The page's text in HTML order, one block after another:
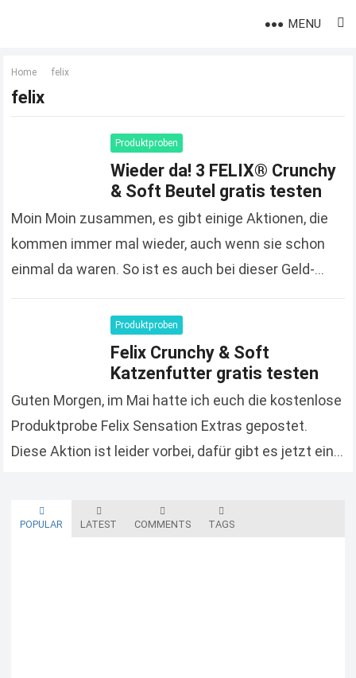
MENU
Home felix
felix
Produktproben
Wieder da! 3 FELIX® Crunchy
& Soft Beutel gratis testen
Moin Moin zusammen, es gibt einige Aktionen, die
kommen immer mal wieder, auch wenn sie schon
einmal da waren. So ist es auch bei dieser Geld-
Produktproben
Felix Crunchy & Soft
Katzenfutter gratis testen
Guten Morgen, im Mai hatte ich euch die kostenlose
Produktprobe Felix Sensation Extras gepostet.
Diese Aktion ist leider vorbei, dafür gibt es jetzt eine
POPULAR LATEST COMMENTS TAGS